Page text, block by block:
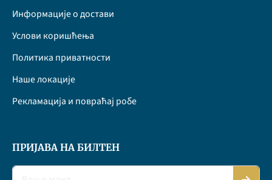
Информације о достави
Услови коришћења
Политика приватности
Наше локације
Рекламација и повраћај робе
ПРИЈАВА НА БИЛТЕН